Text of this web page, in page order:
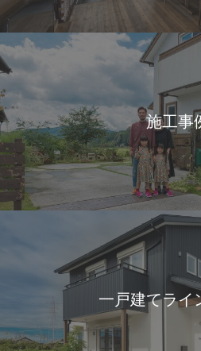
施工事
一戸建てライ